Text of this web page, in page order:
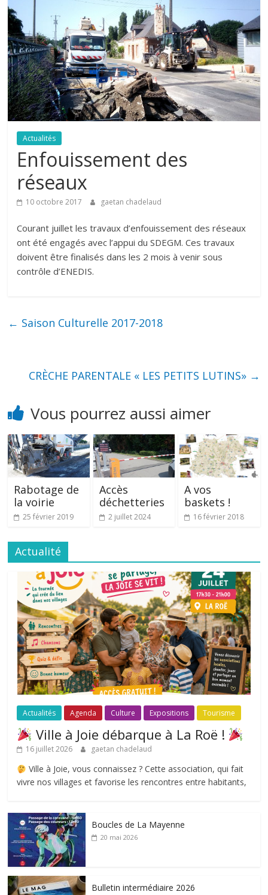
Actualités
Enfouissement des
réseaux
10 octobre 2017 gaetan chadelaud
Courant juillet les travaux d’enfouissement des réseaux
ont été engagés avec l’appui du SDEGM. Ces travaux
doivent être finalisés dans les 2 mois à venir sous
contrôle d’ENEDIS.
← Saison Culturelle 2017-2018
CRÈCHE PARENTALE « LES PETITS LUTINS» →
Vous pourrez aussi aimer
Rabotage de
la voirie
25 février 2019
Accès
déchetteries
2 juillet 2024
A vos
baskets !
16 février 2018
Actualité
Actualités Agenda Culture Expositions Tourisme
Ville à Joie débarque à La Roë !
16 juillet 2026 gaetan chadelaud
Ville à Joie, vous connaissez ? Cette association, qui fait
vivre nos villages et favorise les rencontres entre habitants,
Boucles de La Mayenne
20 mai 2026
Bulletin intermédiaire 2026